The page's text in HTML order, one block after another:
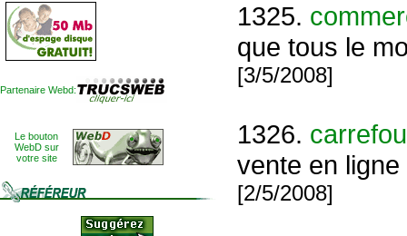
Partenaire Webd:
Le bouton
WebD sur
votre site
1325.
que tous le
[3/5/2008]
1326.
vente en
[2/5/2008]